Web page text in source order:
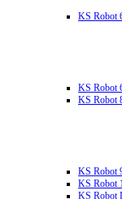
KS Robot
KS Robot
KS Robot
KS Robot
KS Robot
KS Robot